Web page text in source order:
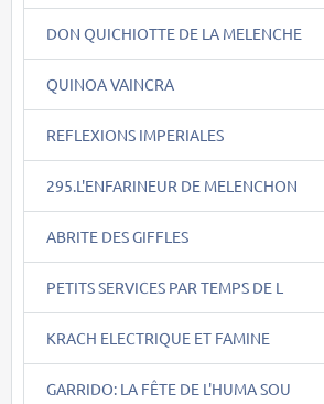
DON QUICHIOTTE DE LA MELENCHE
QUINOA VAINCRA
REFLEXIONS IMPERIALES
295.L'ENFARINEUR DE MELENCHON
ABRITE DES GIFFLES
PETITS SERVICES PAR TEMPS DE L
KRACH ELECTRIQUE ET FAMINE
GARRIDO: LA FÊTE DE L'HUMA SOU